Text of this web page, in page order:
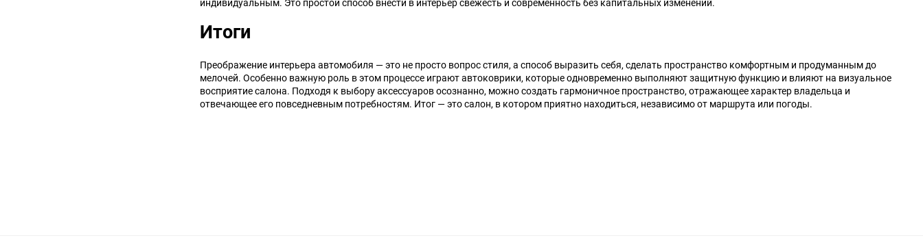
Итоги
Преображение интерьера автомобиля — это не просто вопрос стиля, а способ выразить себя, сделать пространство комфортным и продуманным до
мелочей. Особенно важную роль в этом процессе играют автоковрики, которые одновременно выполняют защитную функцию и влияют на визуальное
восприятие салона. Подходя к выбору аксессуаров осознанно, можно создать гармоничное пространство, отражающее характер владельца и
отвечающее его повседневным потребностям. Итог — это салон, в котором приятно находиться, независимо от маршрута или погоды.